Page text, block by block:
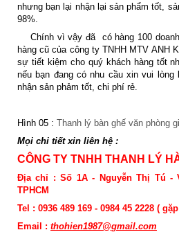
nhưng bạn lại nhận lại sản phẩm tốt,
98%.
Chính vì vậy đã có hàng 100
hàng cũ của công ty TNHH MTV ANH
sự tiết kiệm cho quý khách hàng tốt
nếu bạn đang có nhu cầu xin vui
nhận sản phảm tốt, chi phí rẻ.
Hình 05 : Thanh lý bàn ghế văn phòng
Mọi chi tiết xin liên hệ :
CÔNG TY TNHH THANH LÝ
Địa chỉ : Số 1A - Nguyễn Thị Tú -
TPHCM
Tel : 0936 489 169 - 0984 45 2228 (
Email : thohien1987@gmail.com